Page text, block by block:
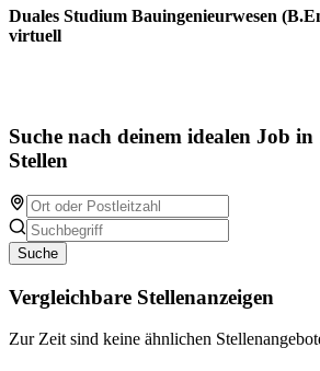
Duales Studium Bauingenieurwesen
virtuell
Suche nach deinem idealen Job
Stellen
Suche
Vergleichbare Stellenanzeigen
Zur Zeit sind keine ähnlichen